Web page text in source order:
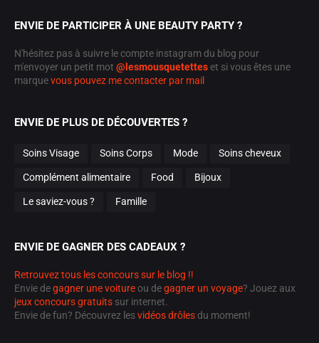
ENVIE DE PARTICIPER À UNE BEAUTY PARTY ?
N'hésitez pas à suivre le compte instagram du blog pour
m'envoyer un petit mot @lesmousquetetteset si vous êtes une
marquevous pouvez me contacter par mail
ENVIE DE PLUS DE DÉCOUVERTES ?
Soins Visage Soins Corps Mode Soins cheveux
Complément alimentaire Food Bijoux
Le saviez-vous ? Famille
ENVIE DE GAGNER DES CADEAUX ?
Retrouvez tous les concours sur le blog !!
Envie degagner une voiture ou degagner un voyage? Jouez aux
jeux concours gratuits sur internet.
Envie de fun? Découvrez lesvidéos drôles du moment!